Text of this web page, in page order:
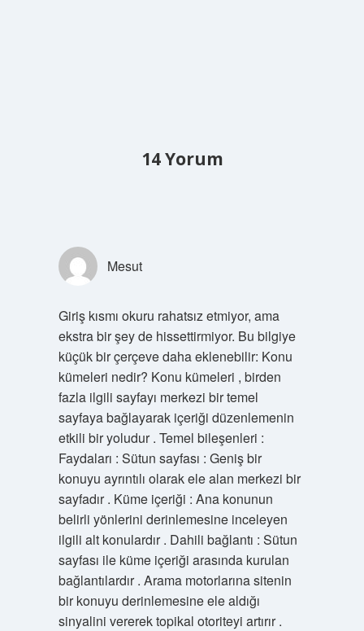
14 Yorum
Mesut
Giriş kısmı okuru rahatsız etmiyor, ama
ekstra bir şey de hissettirmiyor. Bu bilgiye
küçük bir çerçeve daha eklenebilir: Konu
kümeleri nedir? Konu kümeleri , birden
fazla ilgili sayfayı merkezi bir temel
sayfaya bağlayarak içeriği düzenlemenin
etkili bir yoludur . Temel bileşenleri :
Faydaları : Sütun sayfası : Geniş bir
konuyu ayrıntılı olarak ele alan merkezi bir
sayfadır . Küme içeriği : Ana konunun
belirli yönlerini derinlemesine inceleyen
ilgili alt konulardır . Dahili bağlantı : Sütun
sayfası ile küme içeriği arasında kurulan
bağlantılardır . Arama motorlarına sitenin
bir konuyu derinlemesine ele aldığı
sinyalini vererek topikal otoriteyi artırır .